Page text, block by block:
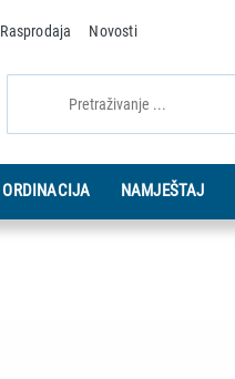
Rasprodaja Novosti
ORDINACIJA NAMJEŠTAJ